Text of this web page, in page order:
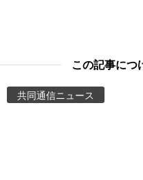
この記事につ
共同通信ニュース